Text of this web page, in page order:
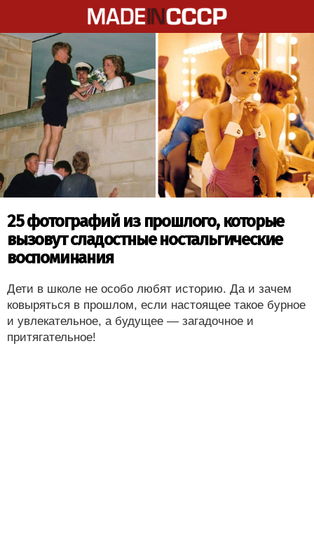
25 фотографий из прошлого, которые
вызовут сладостные ностальгические
воспоминания
Дети в школе не особо любят историю. Да и зачем
ковыряться в прошлом, если настоящее такое бурное
и увлекательное, а будущее — загадочное и
притягательное!